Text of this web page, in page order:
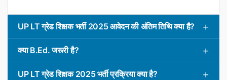
UP LT ग्रेड शिक्षक भर्ती 2025 आवेदन की अंतिम तिथि क्या है?
क्या B.Ed. जरूरी है?
UP LT ग्रेड शिक्षक 2025 भर्ती प्रक्रिया क्या है?